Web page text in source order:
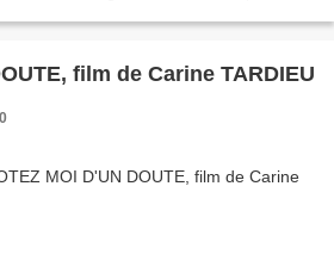
film de Carine TARDIEU